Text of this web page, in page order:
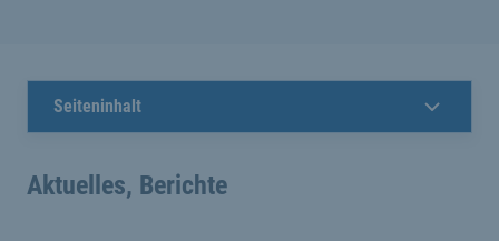
Seiteninhalt
Aktuelles, Berichte